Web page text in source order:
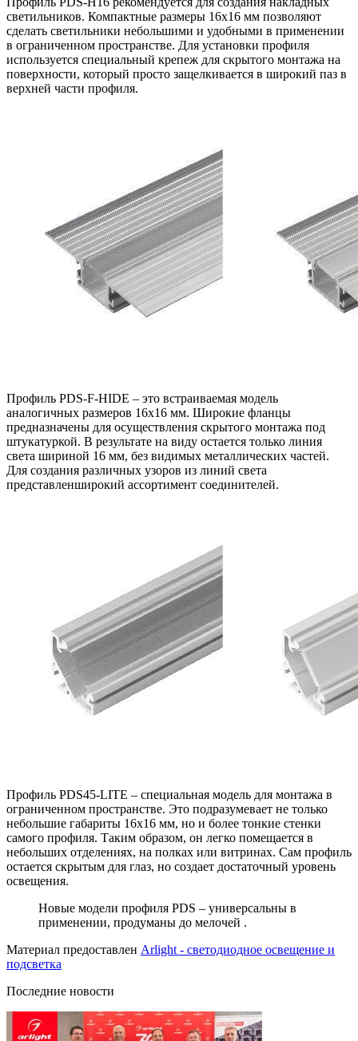
светильников. Компактные размеры 16х16 мм позволяют
сделать светильники небольшими и удобными в применении
в ограниченном пространстве. Для установки профиля
используется специальный крепеж для скрытого монтажа на
поверхности, который просто защелкивается в широкий паз в
верхней части профиля.
Профиль PDS-F-HIDE – это встраиваемая модель
аналогичных размеров 16х16 мм. Широкие фланцы
предназначены для осуществления скрытого монтажа под
штукатуркой. В результате на виду остается только линия
света шириной 16 мм, без видимых металлических частей.
Для создания различных узоров из линий света
представленширокий ассортимент соединителей.
Профиль PDS45-LITE – специальная модель для монтажа в
ограниченном пространстве. Это подразумевает не только
небольшие габариты 16х16 мм, но и более тонкие стенки
самого профиля. Таким образом, он легко помещается в
небольших отделениях, на полках или витринах. Сам профиль
остается скрытым для глаз, но создает достаточный уровень
освещения.
Новые модели профиля PDS – универсальны в
применении, продуманы до мелочей .
Материал предоставлен Arlight - светодиодное освещение и
подсветка
Последние новости